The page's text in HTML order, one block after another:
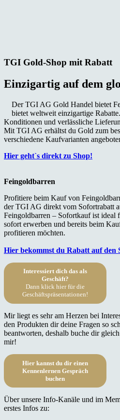
TGI Gold-Shop mit Rabatt
Einzigartig auf dem
Der TGI AG Gold Handel bietet
bietet weltweit einzigartige
Konditionen und verlässliche
Mit TGI AG erhältst du Gold zum
verschiedene Kaufvarianten
Hier geht`s direkt zu Shop!
Feingoldbarren
Profitiere beim Kauf von
der TGI AG direkt vom Sofortrabatt
Feingoldbarren – Sofortkauf ist ideal
sofort erwerben und bereits beim
profitieren möchten.
Hier bekommst du Rabatt auf den
Interessiert dich das als
Geschäft?
Dann klick hier für die
Geschäftspräsentationen!
Mir liegt es sehr am Herzen bei
den Produkten dir deine Fragen so
beantworten, deshalb buche dir
mir!
Hier kannst du dir einen
Kennenlernen Gespräch
buchen
Über unsere Info-Kanäle und im
erstes Infos zu: